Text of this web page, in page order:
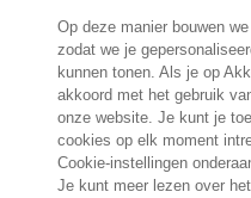
Contact
Exact Belgium
Koningin Astridlaan 166
1780 Wemmel
België
Op deze manier bouwen
zodat we je
kunnen tonen. Als je op
akkoord met het gebruik
onze website. Je kunt je
cookies op elk moment
Cookie-instellingen
Je kunt meer lezen over